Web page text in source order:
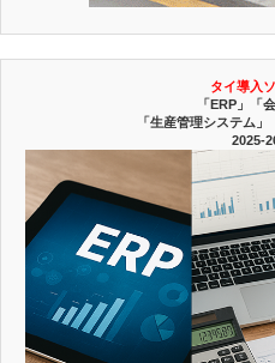
タイ導入
「ERP」「
「生産管理システム」
2025-